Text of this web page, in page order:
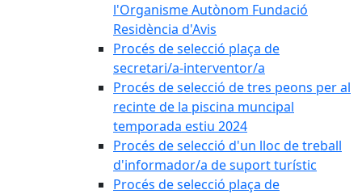
l'Organisme Autònom Fundació
Residència d'Avis
Procés de selecció plaça de
secretari/a-interventor/a
Procés de selecció de tres peons per al
recinte de la piscina muncipal
temporada estiu 2024
Procés de selecció d'un lloc de treball
d'informador/a de suport turístic
Procés de selecció plaça de